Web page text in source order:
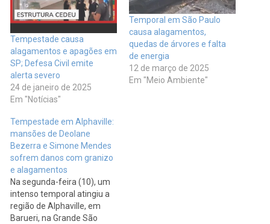
Tempestade causa
alagamentos e apagões em
SP; Defesa Civil emite
alerta severo
24 de janeiro de 2025
Em "Notícias"
Temporal em São Paulo
causa alagamentos,
quedas de árvores e falta
de energia
12 de março de 2025
Em "Meio Ambiente"
Tempestade em Alphaville:
mansões de Deolane
Bezerra e Simone Mendes
sofrem danos com granizo
e alagamentos
Na segunda-feira (10), um
intenso temporal atingiu a
região de Alphaville, em
Barueri, na Grande São